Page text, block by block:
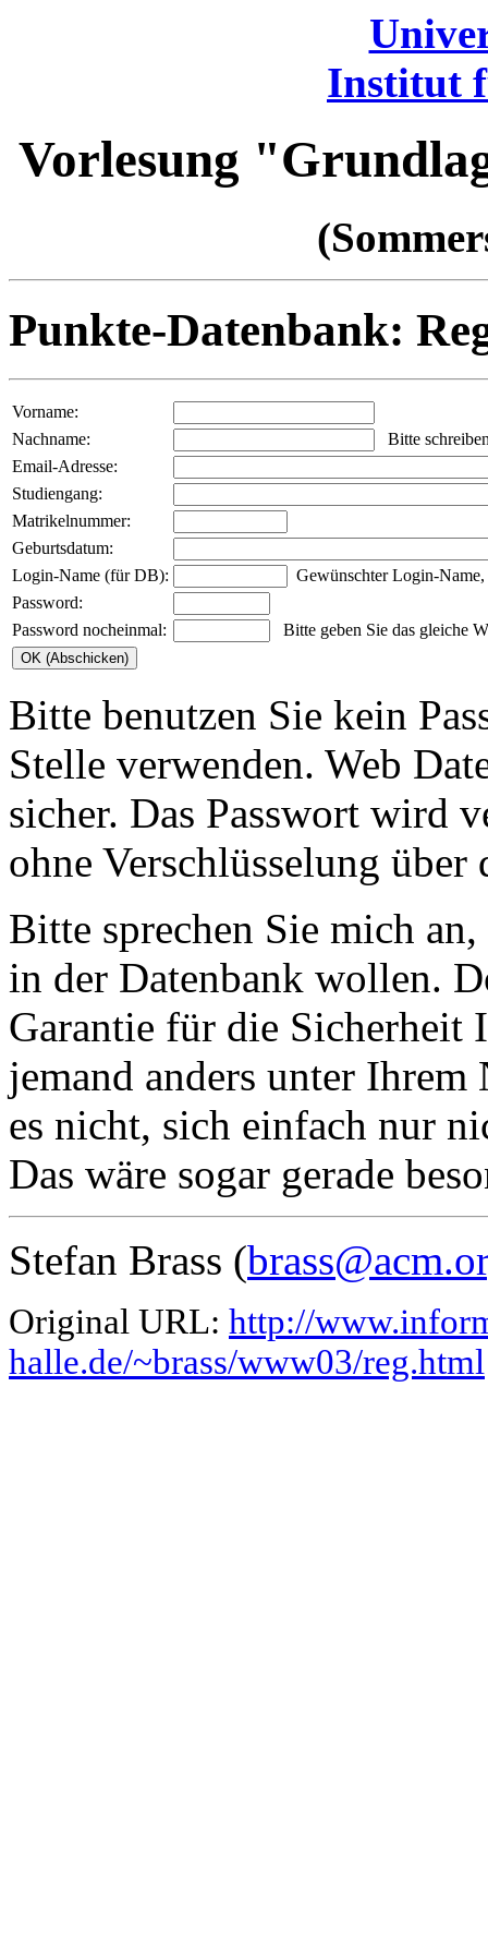
Institut
Vorlesung
Punkte-Datenbank:
Vorname:
Nachname:
Bitte
Email-Adresse:
Studiengang:
Matrikelnummer:
Geburtsdatum:
Login-Name (für DB):
Gewünschter Login-
Password:
Password nocheinmal:
Bitte geben Sie das gleiche
Bitte benutzen Sie kein
Stelle verwenden. Web
sicher. Das Passwort wird
ohne Verschlüsselung über
Bitte sprechen Sie mich
in der Datenbank wollen.
Garantie für die Sicherheit
jemand anders unter
es nicht, sich einfach nur
Das wäre sogar gerade
Stefan Brass (
Original URL: http://
halle.de/~brass/www03/reg.html